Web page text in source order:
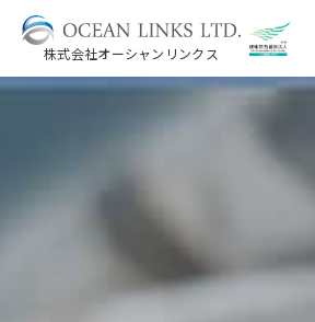
株式会社オーシャンリンクス